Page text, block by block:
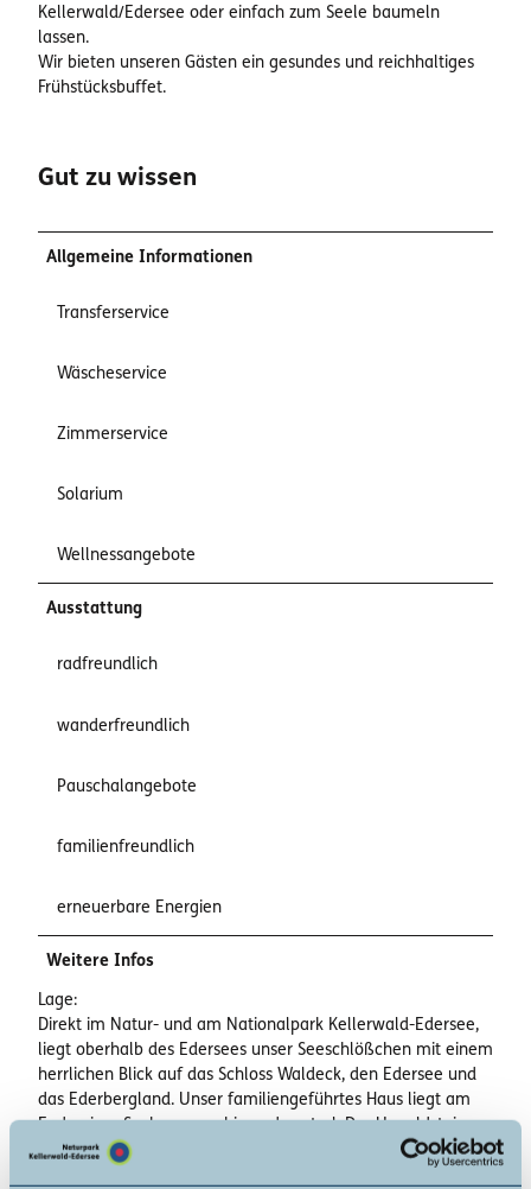
Kellerwald/Edersee oder einfach zum Seele baumeln
lassen.
Wir bieten unseren Gästen ein gesundes und reichhaltiges
Frühstücksbuffet.
Gut zu wissen
Allgemeine Informationen
Transferservice
Wäscheservice
Zimmerservice
Solarium
Wellnessangebote
Ausstattung
radfreundlich
wanderfreundlich
Pauschalangebote
familienfreundlich
erneuerbare Energien
Weitere Infos
Lage:
Direkt im Natur- und am Nationalpark Kellerwald-Edersee,
liegt oberhalb des Edersees unser Seeschlößchen mit einem
herrlichen Blick auf das Schloss Waldeck, den Edersee und
das Ederbergland. Unser familiengeführtes Haus liegt am
Ende einer Sackgasse, ruhig und zentral. Der Urwaldsteig
und Kellerwaldsteig (qualifizierte Wanderwege) führen